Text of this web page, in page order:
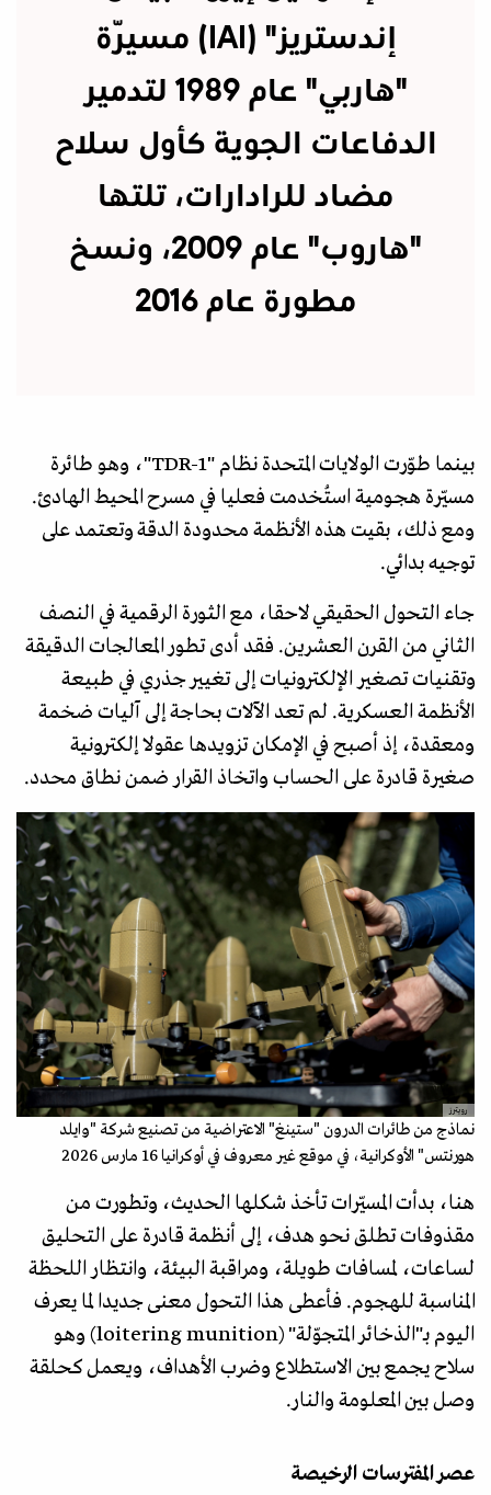
إندستريز" (IAI) مسيّرة
"هاربي" عام 1989 لتدمير
الدفاعات الجوية كأول سلاح
مضاد للرادارات، تلتها
"هاروب" عام 2009، ونسخ
مطورة عام 2016
بينما طوّرت الولايات المتحدة نظام "TDR-1"، وهو طائرة
مسيّرة هجومية استُخدمت فعليا في مسرح المحيط الهادئ.
ومع ذلك، بقيت هذه الأنظمة محدودة الدقة وتعتمد على
توجيه بدائي.
جاء التحول الحقيقي لاحقا، مع الثورة الرقمية في النصف
الثاني من القرن العشرين. فقد أدى تطور المعالجات الدقيقة
وتقنيات تصغير الإلكترونيات إلى تغيير جذري في طبيعة
الأنظمة العسكرية. لم تعد الآلات بحاجة إلى آليات ضخمة
ومعقدة، إذ أصبح في الإمكان تزويدها عقولا إلكترونية
صغيرة قادرة على الحساب واتخاذ القرار ضمن نطاق محدد.
رويترز
نماذج من طائرات الدرون "ستينغ" الاعتراضية من تصنيع شركة "وايلد
هورنتس" الأوكرانية، في موقع غير معروف في أوكرانيا 16 مارس 2026
هنا، بدأت المسيّرات تأخذ شكلها الحديث، وتطورت من
مقذوفات تطلق نحو هدف، إلى أنظمة قادرة على التحليق
لساعات، لمسافات طويلة، ومراقبة البيئة، وانتظار اللحظة
المناسبة للهجوم. فأعطى هذا التحول معنى جديدا لما يعرف
اليوم بـ"الذخائر المتجوّلة" (loitering munition) وهو
سلاح يجمع بين الاستطلاع وضرب الأهداف، ويعمل كحلقة
وصل بين المعلومة والنار.
عصر المفترسات الرخيصة